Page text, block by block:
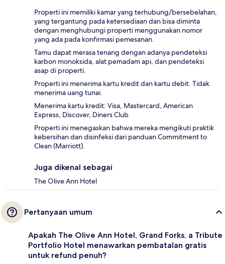
Properti ini memiliki kamar yang terhubung/bersebelahan,
yang tergantung pada ketersediaan dan bisa diminta
dengan menghubungi properti menggunakan nomor
yang ada pada konfirmasi pemesanan.
Tamu dapat merasa tenang dengan adanya pendeteksi
karbon monoksida, alat pemadam api, dan pendeteksi
asap di properti.
Properti ini menerima kartu kredit dan kartu debit. Tidak
menerima uang tunai.
Menerima kartu kredit: Visa, Mastercard, American
Express, Discover, Diners Club
Properti ini menegaskan bahwa mereka mengikuti praktik
kebersihan dan disinfeksi dari panduan Commitment to
Clean (Marriott).
Juga dikenal sebagai
The Olive Ann Hotel
Pertanyaan umum
Apakah The Olive Ann Hotel, Grand Forks, a Tribute
Portfolio Hotel menawarkan pembatalan gratis
untuk refund penuh?